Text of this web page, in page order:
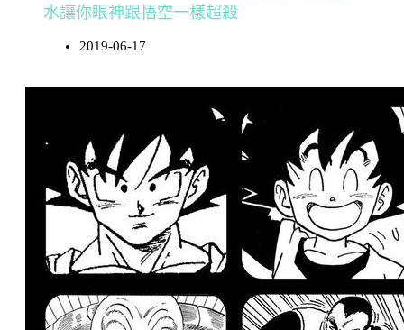
水讓你眼神跟悟空一樣超殺
2019-06-17